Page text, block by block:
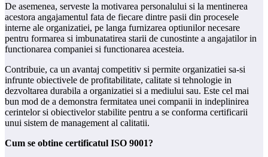
De asemenea, serveste la motivarea personalului si la mentinerea
acestora angajamentul fata de fiecare dintre pasii din procesele
interne ale organizatiei, pe langa furnizarea optiunilor necesare
pentru formarea si imbunatatirea starii de cunostinte a angajatilor in
functionarea companiei si functionarea acesteia.
Contribuie, ca un avantaj competitiv si permite organizatiei sa-si
infrunte obiectivele de profitabilitate, calitate si tehnologie in
dezvoltarea durabila a organizatiei si a mediului sau. Este cel mai
bun mod de a demonstra fermitatea unei companii in indeplinirea
cerintelor si obiectivelor stabilite pentru a se conforma certificarii
unui sistem de management al calitatii.
Cum se obtine certificatul ISO 9001?